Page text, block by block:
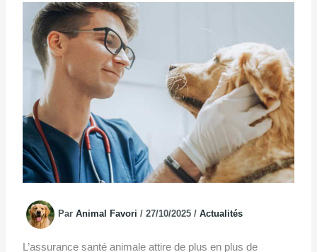
ParAnimal Favori/27/10/2025/Actualités
L’assurance santé animale attire de plus en plus de